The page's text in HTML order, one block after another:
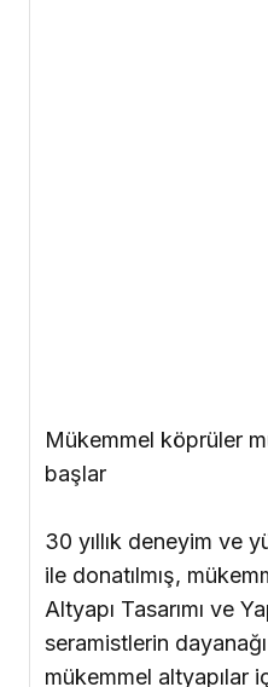
seramistlerin dayanağı
mükemmel altyapılar
Metal destekli